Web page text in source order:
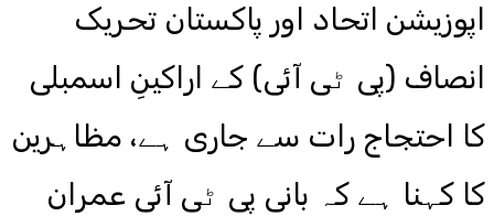
اپوزیشن اتحاد اور پاکستان تحریک
انصاف (پی ٹی آئی) کے اراکینِ اسمبلی
کا احتجاج رات سے جاری ہے، مظاہرین
کا کہنا ہے کہ بانی پی ٹی آئی عمران